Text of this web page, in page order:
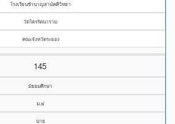
โรงเรียนชำนาญสามัคคีวิทยา
วัดไตรรัตนาราม
คณะจังหวัดระยอง
145
มัธยมศึกษา
ม.๔
นาย